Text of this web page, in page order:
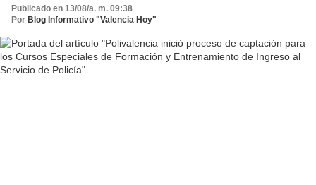
Publicado en 13/08/a. m. 09:38
Por Blog Informativo "Valencia Hoy"